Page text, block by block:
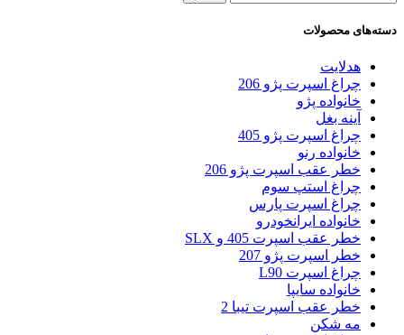
دسته‌های محصولات
هدلایت
چراغ اسپرت پژو 206
خانواده پژو
آینه بغل
چراغ اسپرت پژو 405
خانواده رنو
خطر عقب اسپرت پژو 206
چراغ استپ سوم
چراغ اسپرت پارس
خانواده ایرانخودرو
خطر عقب اسپرت 405 و SLX
خطر اسپرت پژو 207
چراغ اسپرت L90
خانواده سایپا
خطر عقب اسپرت تیبا 2
مه شکن